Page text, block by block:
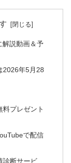
解説動画＆予
2026年5月28
プレゼント
で配信
診断サービ